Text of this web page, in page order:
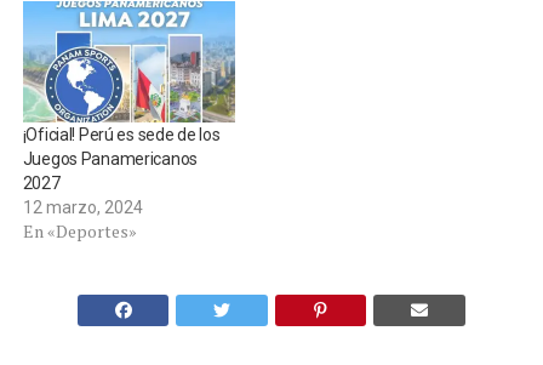
¡Oficial! Perú es sede de los
Juegos Panamericanos
2027
12 marzo, 2024
En «Deportes»